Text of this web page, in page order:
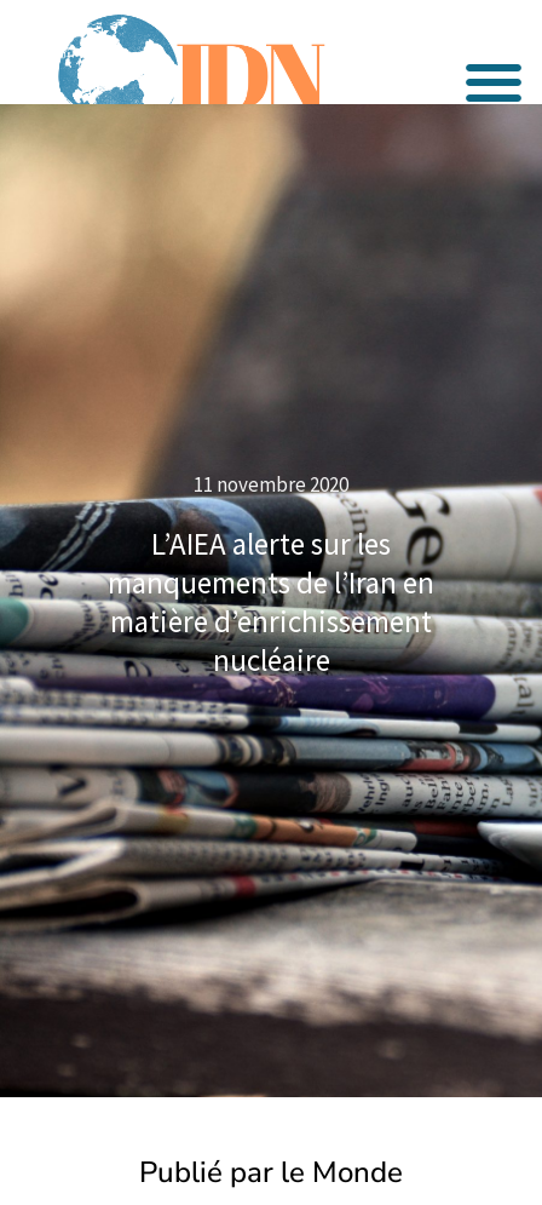
11 novembre 2020
L’AIEA alerte sur les
manquements de l’Iran en
matière d’enrichissement
nucléaire
Publié par le Monde